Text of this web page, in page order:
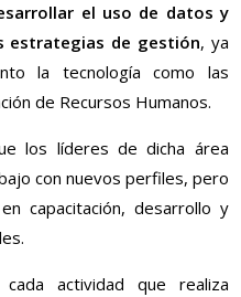
el uso de datos y
estrategias de gestión, ya
la tecnología como las
de Recursos Humanos.
los líderes de dicha área
con nuevos perfiles, pero
capacitación, desarrollo y
actividad que realiza